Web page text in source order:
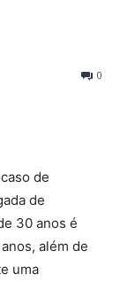
0
de
de
30 anos é
além de
uma